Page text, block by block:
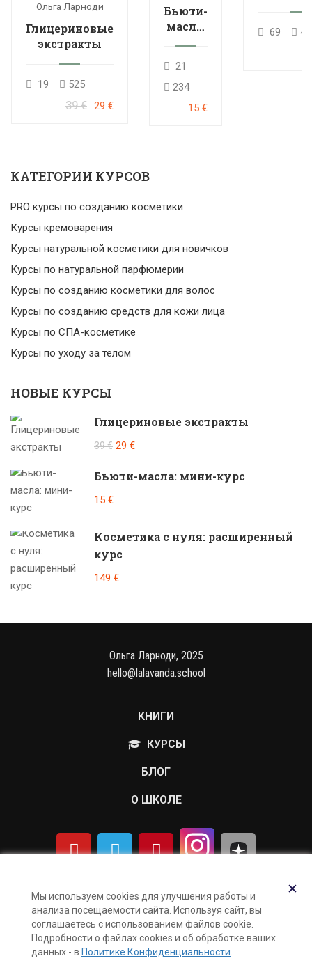
Ольга Ларноди
Глицериновые
экстракты
19 525
39 € 29 €
Бьюти-
масла:
21
234
15 €
69
КАТЕГОРИИ КУРСОВ
PRO курсы по созданию косметики
Курсы кремоварения
Курсы натуральной косметики для новичков
Курсы по натуральной парфюмерии
Курсы по созданию косметики для волос
Курсы по созданию средств для кожи лица
Курсы по СПА-косметике
Курсы по уходу за телом
НОВЫЕ КУРСЫ
Глицериновые экстракты
39 € 29 €
Бьюти-масла: мини-курс
15 €
Косметика с нуля: расширенный
курс
149 €
Ольга Ларноди, 2025
hello@lalavanda.school
КНИГИ
КУРСЫ
БЛОГ
О ШКОЛЕ
Публичная оферта
Контакты
Карта сайта
Поддержка и раскрутка сайта —Hardkod.ru
✕
Мы используем cookies для улучшения работы и
анализа посещаемости сайта. Используя сайт, вы
соглашаетесь с использованием файлов cookie.
Подробности о файлах cookies и об обработке ваших
данных - в Политике Конфиденциальности